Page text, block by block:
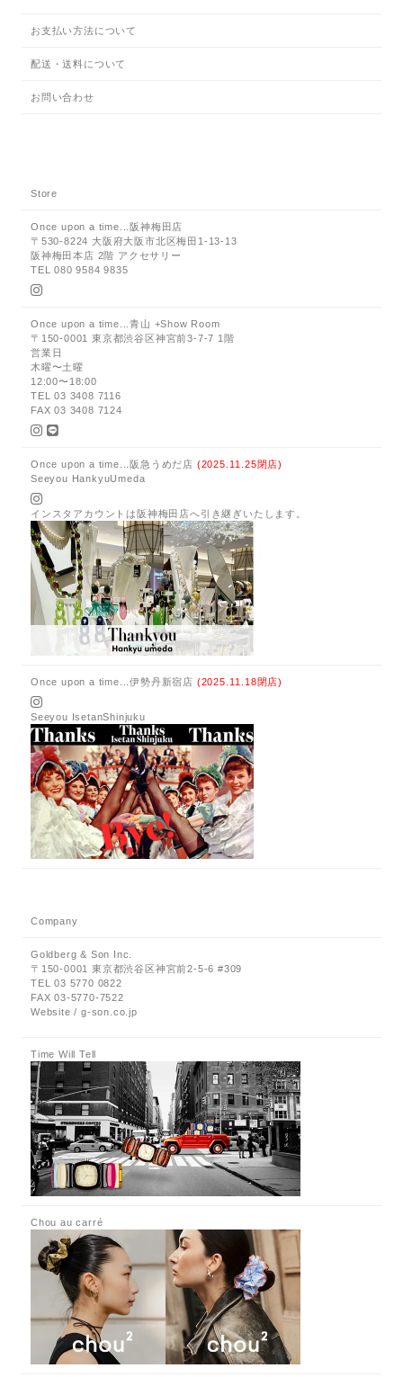
お支払い方法について
配送・送料について
お問い合わせ
Store
Once upon a time...阪神梅田店
〒530-8224 大阪府大阪市北区梅田1-13-13
阪神梅田本店 2階 アクセサリー
TEL 080 9584 9835
Once upon a time...青山 +Show Room
〒150-0001 東京都渋谷区神宮前3-7-7 1階
営業日
木曜〜土曜
12:00〜18:00
TEL 03 3408 7116
FAX 03 3408 7124
Once upon a time...阪急うめだ店 (2025.11.25閉店)
Seeyou HankyuUmeda
インスタアカウントは阪神梅田店へ引き継ぎいたします。
Once upon a time...伊勢丹新宿店 (2025.11.18閉店)
Seeyou IsetanShinjuku
Company
Goldberg & Son Inc.
〒150-0001 東京都渋谷区神宮前2-5-6 #309
TEL 03 5770 0822
FAX 03-5770-7522
Website / g-son.co.jp
Time Will Tell
Chou au carré